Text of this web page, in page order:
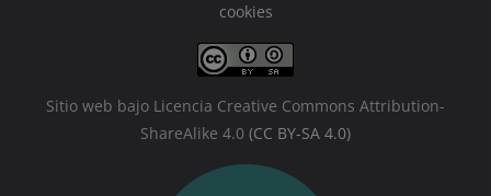
cookies
Sitio web bajo Licencia Creative Commons Attribution-
ShareAlike 4.0 (CC BY-SA 4.0)